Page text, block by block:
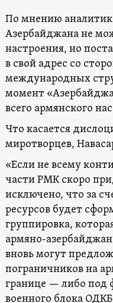
По мнению
Азербайджана не
настроения, но
в свой адрес со
международных
момент
всего армянского
Что касается
миротворцев,
«Если не всему
части РМК скоро
исключено, что за
ресурсов будет
группировка,
армяно-
вновь могут
пограничников на
границе — либо под
военного блока